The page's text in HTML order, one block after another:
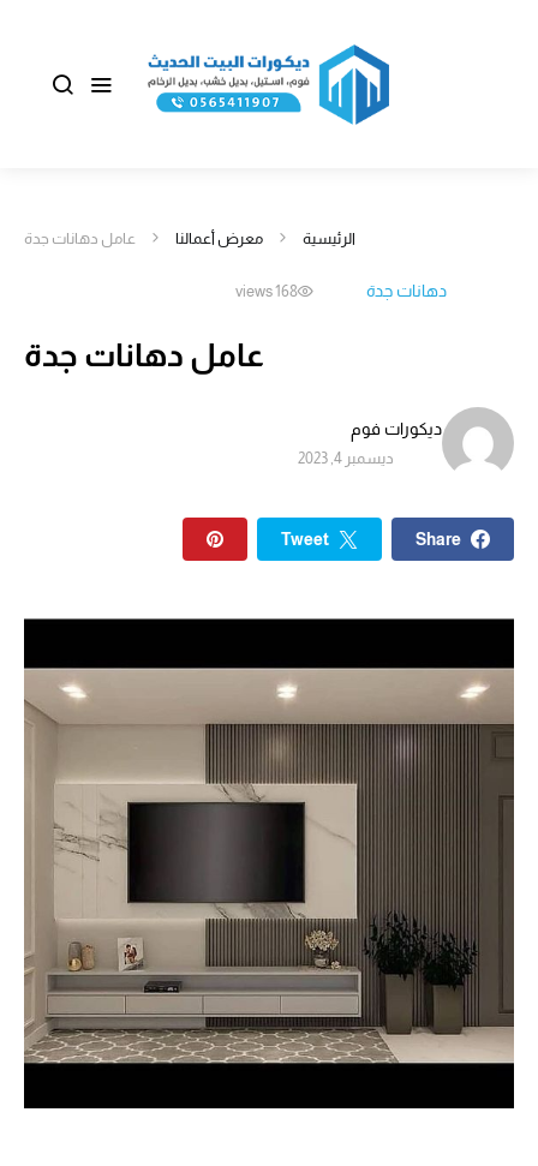
الرئيسية معرض أعمالنا عامل دهانات جدة
دهانات جدة 168 views
عامل دهانات جدة
ديكورات فوم
ديسمبر 4, 2023
Share
Tweet